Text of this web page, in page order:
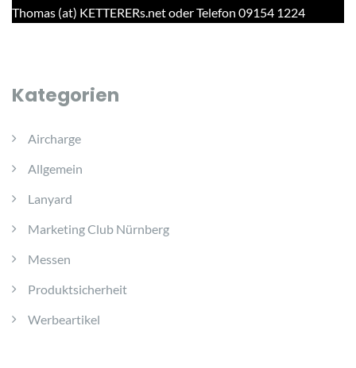
Thomas (at) KETTERERs.net oder Telefon 09154 1224
Kategorien
Aircharge
Allgemein
Lanyard
Marketing Club Nürnberg
Messen
Produktsicherheit
Werbeartikel